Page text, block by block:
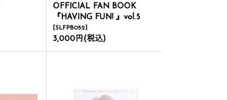
OFFICIAL FAN BOOK
『HAVING FUN! 』vol.5
[SLFPB052]
3,000円 (税込)